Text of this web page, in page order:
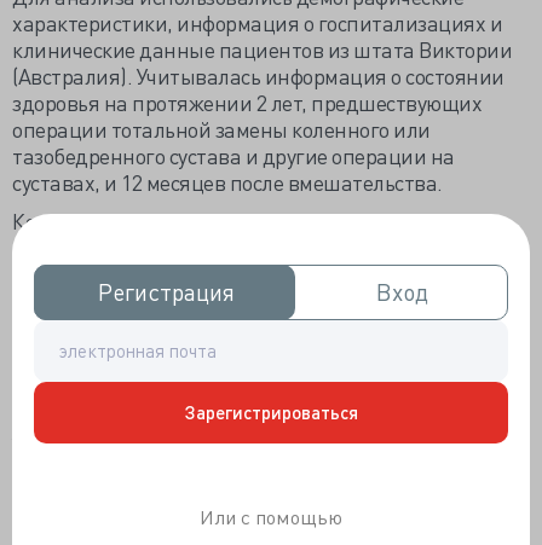
Регистрация
Регистрация Вход
Вход
Зарегистрироваться
Или с помощью
характеристики, информация о госпитализациях и
клинические данные пациентов из штата Виктории
(Австралия). Учитывалась информация о состоянии
здоровья на протяжении 2 лет, предшествующих
операции тотальной замены коленного или
тазобедренного сустава и другие операции на
суставах, и 12 месяцев после вмешательства.
Конечной точкой исследования назначен ИМ,
возникший в течение 6 недель и 12 месяцев после
операции, и госпитализация в течение 12 месяцев
наблюдения. Также исследователи оценивали
сердечно-сосудистую смертность по причине: ИМ,
ИБС, застойной сердечной недостаточности,
кардиомиопатии, аритмии, отека легких, инсульта,
остановки сердца и тромбоэмболии.
У включенных в анализ индивидуумов оценили